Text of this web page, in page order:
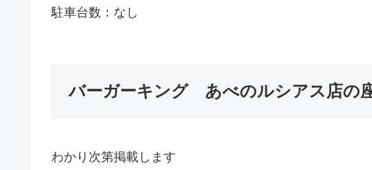
駐車台数：なし
バーガーキング あべのルシアス店の
わかり次第掲載します